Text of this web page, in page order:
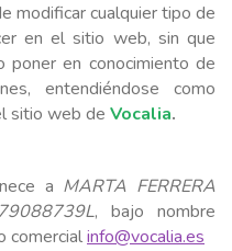
modificar cualquier tipo de
en el sitio web, sin que
poner en conocimiento de
entendiéndose como
sitio web de Vocalia.
a MARTA FERRERA
79088739L, bajo nombre
comercialinfo@vocalia.es